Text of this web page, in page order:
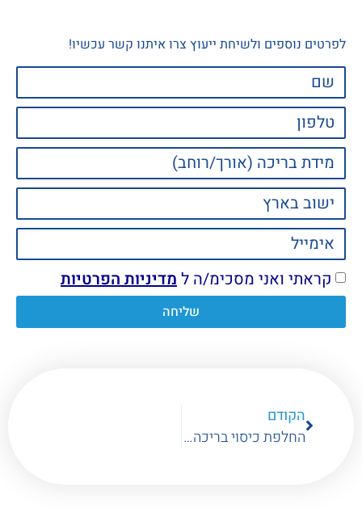
לפרטים נוספים ולשיחת ייעוץ צרו איתנו קשר עכשיו!
קראתי ואני מסכימ/ה ל מדיניות הפרטיות
שליחה
הקודם
החלפת כיסוי בריכה – מתי נדע שצריך להחליף?